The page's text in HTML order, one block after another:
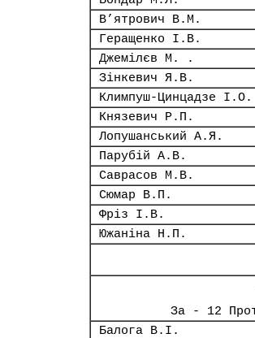
В’ятрович В.М.
Геращенко І.В.
Джемілєв М. .
Зінкевич Я.В.
Климпуш-Цинцадзе І.О.
Князевич Р.П.
Лопушанський А.Я.
Парубій А.В.
Саврасов М.В.
Сюмар В.П.
Фріз І.В.
Южаніна Н.П.
За - 12
Балога В.І.